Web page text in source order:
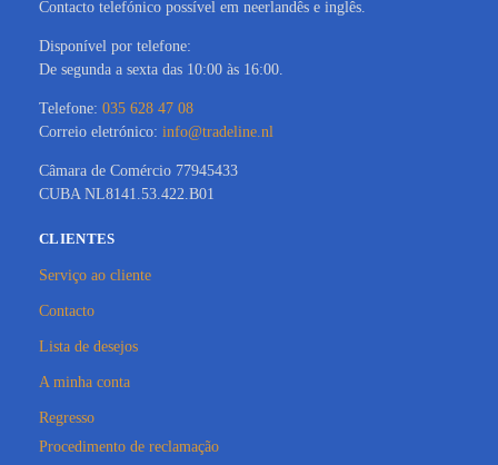
Contacto telefónico possível em neerlandês e inglês.
Disponível por telefone:
De segunda a sexta das 10:00 às 16:00.
Telefone: 035 628 47 08
Correio eletrónico: info@tradeline.nl
Câmara de Comércio 77945433
CUBA NL8141.53.422.B01
CLIENTES
Serviço ao cliente
Contacto
Lista de desejos
A minha conta
Regresso
Procedimento de reclamação